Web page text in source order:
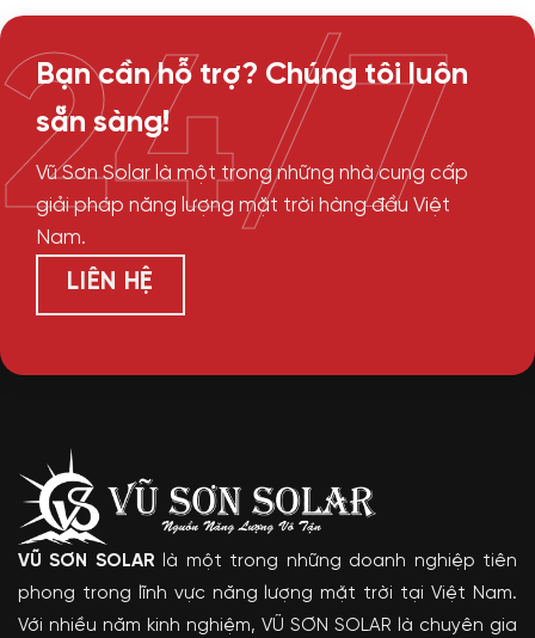
Bạn cần hỗ trợ? Chúng tôi luôn
sẵn sàng!
Vũ Sơn Solar là một trong những nhà cung cấp
giải pháp năng lượng mặt trời hàng đầu Việt
Nam.
LIÊN HỆ
24/7
VŨ SƠN SOLAR là một trong những doanh nghiệp tiên
phong trong lĩnh vực năng lượng mặt trời tại Việt Nam.
Với nhiều năm kinh nghiệm, VŨ SƠN SOLAR là chuyên gia